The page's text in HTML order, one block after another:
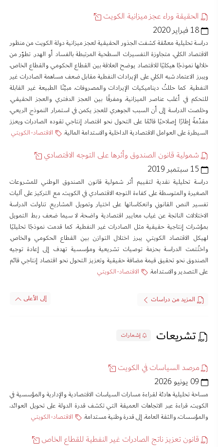
الحقيقة وراء عجز ميزانية الكويت
دراسة تحليلية معمّقة كشفت الجذور الحقيقية لعجز ميزانية دولة الكويت من منظور
الاقتصاد الكلي، متجاوزة التفسيرات السطحية المرتبطة بالفساد أو الهدر. تطوّر من
خلالها نموذجًا هيكليًا للاقتصاد يوضح العلاقة بين القطاع الحكومي والقطاع الخاص،
ويبرز الاعتماد شبه الكلي على الإيرادات النفطية مقابل ضعف مساهمة الصادرات غير
النفطية. كما حللتُ ديناميكيات الإيرادات والمصروفات، مبيّنًا الطبيعة غير القابلة
للتحكم في أغلب عناصر الميزانية، ومفرقًا بين العجز الدفتري والعجز الحقيقي.
وخلصت الدراسة إلى أن السبب الجوهري للعجز يكمن في استمرار النموذج الريعي،
مقدّمةً إطارًا إصلاحيًا قائمًا على التحول نحو اقتصاد إنتاجي تقوده الصادرات ويعزز
السيطرة على العوامل الاقتصادية الداخلية والاستدامة المالية.
الاقتصاد-الكويتي
شمولية قانون الصندوق وأثرها على التوجه الاقتصادي
دراسة تحليلية نقدية لتقييم أثر شمولية قانون الصندوق الوطني للمشروعات
الصغيرة والمتوسطة على كفاءة التوجه الاقتصادي في الكويت، مع التركيز على آليات
تفسير النص القانوني وانعكاساتها على اختيار وتمويل المشاريع. تناولت الدراسة
الاختلالات الناتجة عن غياب معايير اقتصادية واضحة، لا سيما ضعف ربط التمويل
بمؤشرات إنتاجية حقيقية مثل الصادرات غير النفطية، كما قدمت نموذجًا تحليليًا
لهيكل الاقتصاد الكويتي يبرز اختلال التوازن بين القطاع الحكومي والخاص.
واختُتمت الدراسة بحزمة توصيات تشريعية ومؤسسية تهدف إلى إعادة توجيه
الصندوق نحو تحقيق قيمة مضافة حقيقية وتعزيز التحول نحو اقتصاد إنتاجي قائم
على التصدير والاستدامة.
الاقتصاد-الكويتي
المزيد من دراسات إلى الأعلى
تشريعات إشعارات
مرصد السياسات في الكويت
مساحة تحليلية هادئة لقراءة مسارات السياسات الاقتصادية والإدارية والمؤسسية في
الكويت، قراءة عبر الاتجاهات العميقة التي تكشف قدرة الدولة على تحويل العوائد،
والمؤسسات، والثقة العامة، إلى قدرة وطنية مستدامة.
الاقتصاد-الكويتي
قانون تعزيز ناتج الصادرات غير النفطية للقطاع الخاص